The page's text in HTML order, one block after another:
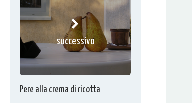
successivo
Pere alla crema di ricotta